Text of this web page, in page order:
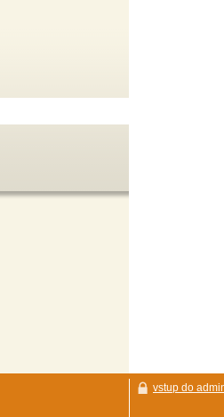
vstup do